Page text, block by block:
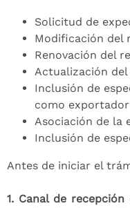
Solicitud de
Modificación del
Renovación del
Actualización
Inclusión de
como exportador
Asociación de la
Inclusión de
Antes de iniciar el
1. Canal de